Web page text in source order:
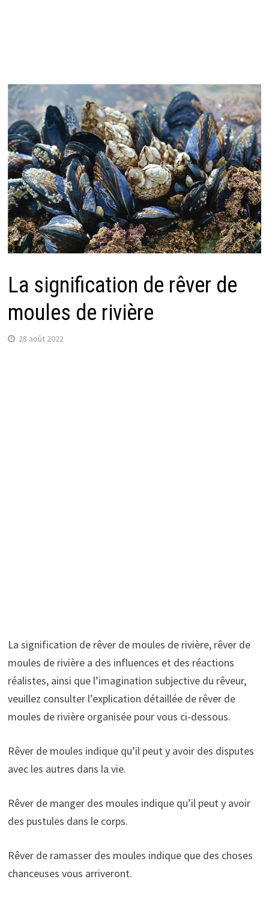
La signification de rêver de
moules de rivière
28 août 2022
La signification de rêver de moules de rivière, rêver de
moules de rivière a des influences et des réactions
réalistes, ainsi que l’imagination subjective du rêveur,
veuillez consulter l’explication détaillée de rêver de
moules de rivière organisée pour vous ci-dessous.
Rêver de moules indique qu’il peut y avoir des disputes
avec les autres dans la vie.
Rêver de manger des moules indique qu’il peut y avoir
des pustules dans le corps.
Rêver de ramasser des moules indique que des choses
chanceuses vous arriveront.